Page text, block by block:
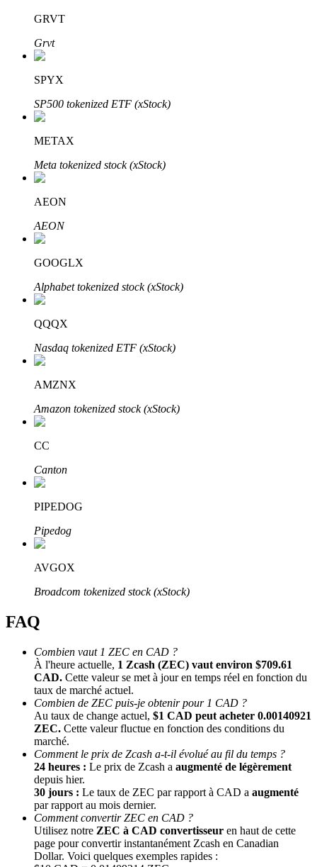
Investissement automobile
Obtenez des bénéfices à long terme et des intérêts flexibles
Apprenez le Staking
Découvrez comment gagner un revenu passif
Bitrue
Partenaires Bitrue
Affiliés Bitrue
Jusqu'à 65 % de commissions !
Parrainage
Invitez un ami pour recevoir des récompenses en espèces
BTC Welcome Rewards
GRVT
Grvt
SPYX
SP500 tokenized ETF (xStock)
METAX
Meta tokenized stock (xStock)
AEON
AEON
GOOGLX
Alphabet tokenized stock (xStock)
QQQX
Nasdaq tokenized ETF (xStock)
AMZNX
Amazon tokenized stock (xStock)
CC
Canton
PIPEDOG
Pipedog
AVGOX
Broadcom tokenized stock (xStock)
FAQ
Combien vaut 1 ZEC en CAD ?
À l'heure actuelle, 1 Zcash (ZEC) vaut environ $709.61
CAD. Cette valeur se met à jour en temps réel en fonction du
taux de marché actuel.
Combien de ZEC puis-je obtenir pour 1 CAD ?
Au taux de change actuel, $1 CAD peut acheter 0.00140921
ZEC. Cette valeur fluctue en fonction des conditions du
marché.
Comment le prix de Zcash a-t-il évolué au fil du temps ?
24 heures : Le prix de Zcash a augmenté de légèrement
depuis hier.
30 jours : Le taux de ZEC par rapport à CAD a augmenté
par rapport au mois dernier.
Comment convertir ZEC en CAD ?
Utilisez notre ZEC à CAD convertisseur en haut de cette
page pour convertir instantanément Zcash en Canadian
Dollar. Voici quelques exemples rapides :